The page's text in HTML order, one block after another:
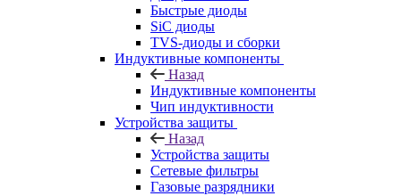
Быстрые диоды
SiC диоды
TVS-диоды и сборки
Индуктивные компоненты
Назад
Индуктивные компоненты
Чип индуктивности
Устройства защиты
Назад
Устройства защиты
Сетевые фильтры
Газовые разрядники